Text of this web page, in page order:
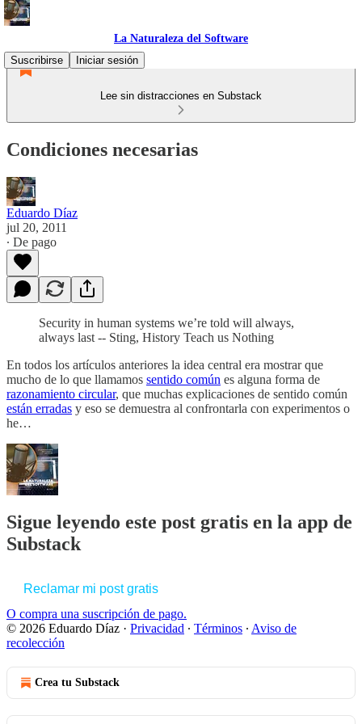
La Naturaleza del Software
Suscribirse
Iniciar sesión
Lee sin distracciones en Substack
Condiciones necesarias
Eduardo Díaz
jul 20, 2011
∙ De pago
Security in human systems we’re told will always,
always last -- Sting, History Teach us Nothing
En todos los artículos anteriores la idea central era mostrar que
mucho de lo que llamamos sentido común es alguna forma de
razonamiento circular, que muchas explicaciones de sentido común
están erradas y eso se demuestra al confrontarla con experimentos o
he…
Sigue leyendo este post gratis en la app de
Substack
Reclamar mi post gratis
O compra una suscripción de pago.
© 2026 Eduardo Díaz · Privacidad ∙ Términos ∙ Aviso de
recolección
Crea tu Substack